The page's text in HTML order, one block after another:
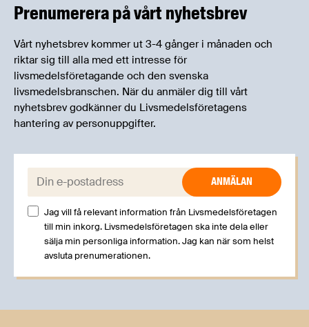
Prenumerera på vårt nyhetsbrev
Vårt nyhetsbrev kommer ut 3-4 gånger i månaden och
riktar sig till alla med ett intresse för
livsmedelsföretagande och den svenska
livsmedelsbranschen. När du anmäler dig till vårt
nyhetsbrev godkänner du Livsmedelsföretagens
hantering av personuppgifter.
E-post:
Jag vill få relevant information från Livsmedelsföretagen
till min inkorg. Livsmedelsföretagen ska inte dela eller
sälja min personliga information. Jag kan när som helst
avsluta prenumerationen.